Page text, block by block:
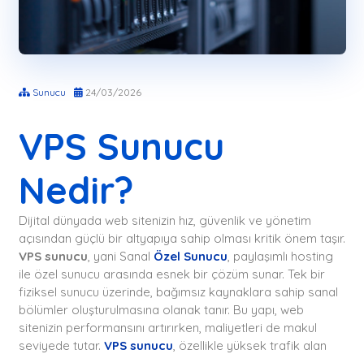
Sunucu 24/03/2026
VPS Sunucu
Nedir?
Dijital dünyada web sitenizin hız, güvenlik ve yönetim
açısından güçlü bir altyapıya sahip olması kritik önem taşır.
VPS sunucu, yani Sanal Özel Sunucu, paylaşımlı hosting
ile özel sunucu arasında esnek bir çözüm sunar. Tek bir
fiziksel sunucu üzerinde, bağımsız kaynaklara sahip sanal
bölümler oluşturulmasına olanak tanır. Bu yapı, web
sitenizin performansını artırırken, maliyetleri de makul
seviyede tutar. VPS sunucu, özellikle yüksek trafik alan